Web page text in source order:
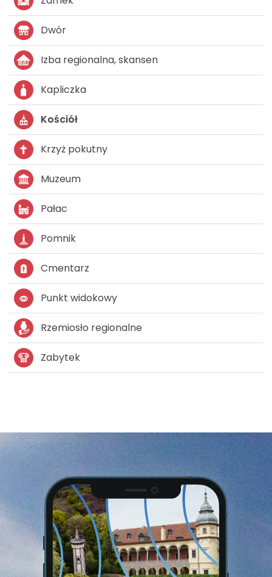
Dwór
Izba regionalna, skansen
Kapliczka
Kościół
Krzyż pokutny
Muzeum
Pałac
Pomnik
Cmentarz
Punkt widokowy
Rzemiosło regionalne
Zabytek